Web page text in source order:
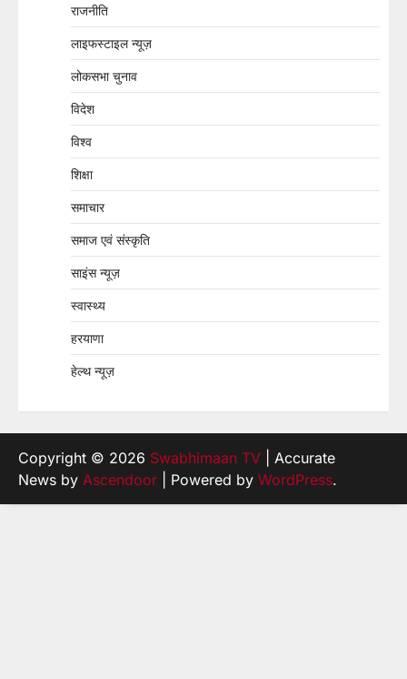
राजनीति
लाइफस्टाइल न्यूज़
लोकसभा चुनाव
विदेश
विश्व
शिक्षा
समाचार
समाज एवं संस्कृति
साइंस न्यूज़
स्वास्थ्य
हरयाणा
हेल्थ न्यूज़
Copyright © 2026 Swabhimaan TV | Accurate
News by Ascendoor | Powered by WordPress.